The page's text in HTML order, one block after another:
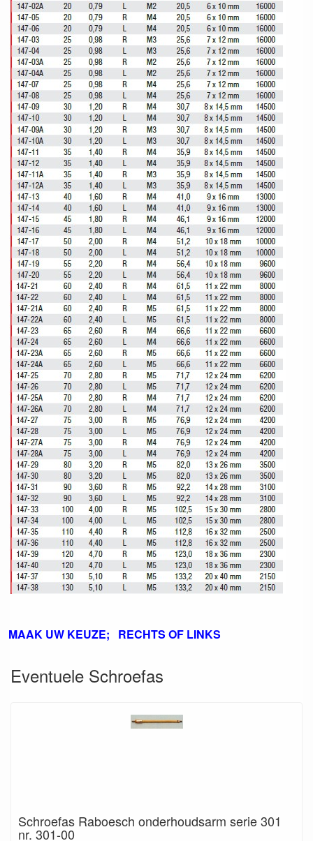
MAAK UW KEUZE; RECHTS OF LINKS
Eventuele Schroefas
Schroefas Raboesch onderhoudsarm serie 301
nr. 301-00